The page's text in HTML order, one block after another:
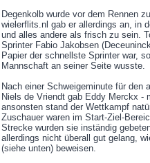
Degenkolb wurde vor dem Rennen
wielerflits.nl gab er allerdings an, in
und alles andere als frisch zu sein.
Sprinter Fabio Jakobsen
Papier der schnellste Sprinter war,
Mannschaft an seiner Seite wusste.
Nach einer Schweigeminute für den
Niels de Vriendt gab Eddy Merckx
ansonsten stand der Wettkampf
Zuschauer waren im Start-Ziel-
Strecke wurden sie inständig
allerdings nicht überall gut gelang,
(siehe unten) beweisen.